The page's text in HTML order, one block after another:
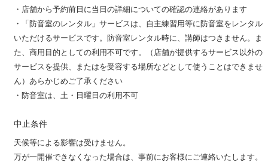
・店舗から予約前日に当日の詳細についての確認の連絡があります
・「防音室のレンタル」サービスは、自主練習用等に防音室をレンタル
いただけるサービスです。防音室レンタル時に、講師はつきません。ま
た、商用目的としての利用不可です。（店舗が提供するサービス以外の
サービスを提供、またはを受容する場所などとして使うことはできませ
ん）あらかじめご了承ください
・防音室は、土・日曜日の利用不可
中止条件
天候等による影響は受けません。
万が一開催できなくなった場合は、事前にお客様にご連絡いたします。